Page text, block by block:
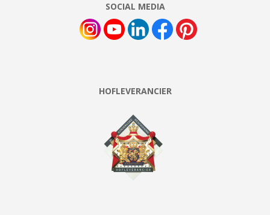
SOCIAL MEDIA
HOFLEVERANCIER